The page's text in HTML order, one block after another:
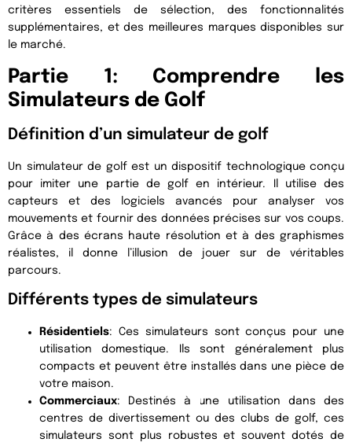
critères essentiels de sélection, des fonctionnalités
supplémentaires, et des meilleures marques disponibles sur
le marché.
Partie 1: Comprendre les
Simulateurs de Golf
Définition d’un simulateur de golf
Un simulateur de golf est un dispositif technologique conçu
pour imiter une partie de golf en intérieur. Il utilise des
capteurs et des logiciels avancés pour analyser vos
mouvements et fournir des données précises sur vos coups.
Grâce à des écrans haute résolution et à des graphismes
réalistes, il donne l’illusion de jouer sur de véritables
parcours.
Différents types de simulateurs
Résidentiels: Ces simulateurs sont conçus pour une
utilisation domestique. Ils sont généralement plus
compacts et peuvent être installés dans une pièce de
votre maison.
Commerciaux: Destinés à une utilisation dans des
centres de divertissement ou des clubs de golf, ces
simulateurs sont plus robustes et souvent dotés de